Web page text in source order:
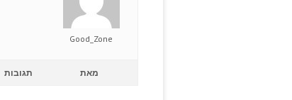
Good_Zone
מאת תגובות